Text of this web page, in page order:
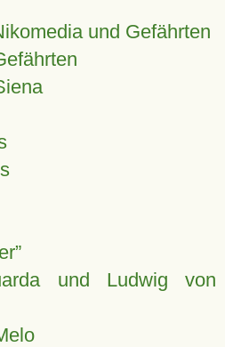
und Gefährten
und Ludwig von